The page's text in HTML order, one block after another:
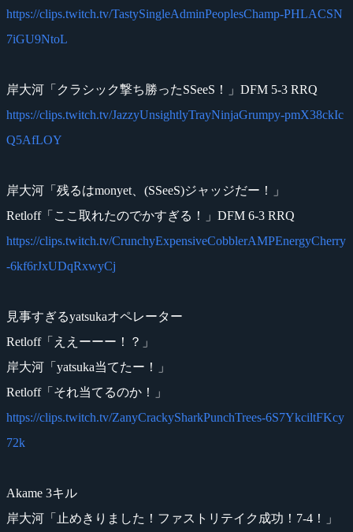
https://clips.twitch.tv/TastySingleAdminPeoplesChamp-PHLACSN
7iGU9NtoL
岸大河「クラシック撃ち勝ったSSeeS！」DFM 5-3 RRQ
https://clips.twitch.tv/JazzyUnsightlyTrayNinjaGrumpy-pmX38ckIc
Q5AfLOY
岸大河「残るはmonyet、(SSeeS)ジャッジだー！」
Retloff「ここ取れたのでかすぎる！」DFM 6-3 RRQ
https://clips.twitch.tv/CrunchyExpensiveCobblerAMPEnergyCherry
-6kf6rJxUDqRxwyCj
見事すぎるyatsukaオペレーター
Retloff「ええーーー！？」
岸大河「yatsuka当てたー！」
Retloff「それ当てるのか！」
https://clips.twitch.tv/ZanyCrackySharkPunchTrees-6S7YkciltFKcy
72k
Akame 3キル
岸大河「止めきりました！ファストリテイク成功！7-4！」